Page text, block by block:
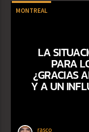
MONTREAL
LA
PARA
¿GRACIAS
Y A UN
rasco